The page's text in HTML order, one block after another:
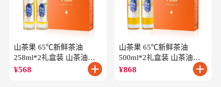
山茶果 65℃新鲜茶油
258ml*2礼盒装 山茶油一
级冷榨油茶籽油
¥568
山茶果 65℃新鲜茶油
500ml*2礼盒装 山茶油一
级冷榨油茶籽油
¥868